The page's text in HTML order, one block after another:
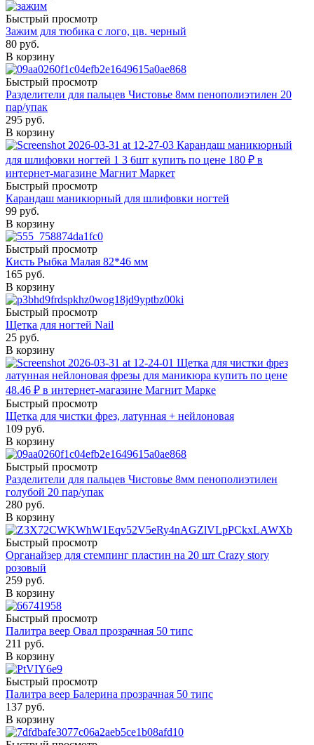
Быстрый просмотр
Зажим для тюбика c лого, цв. черный
80 руб.
В корзину
Быстрый просмотр
Разделители для пальцев Чистовье 8мм пенополиэтилен 20
пар/упак
295 руб.
В корзину
Быстрый просмотр
Карандаш маникюрный для шлифовки ногтей
99 руб.
В корзину
Быстрый просмотр
Кисть Рыбка Малая 82*46 мм
165 руб.
В корзину
Быстрый просмотр
Щетка для ногтей Nail
25 руб.
В корзину
Быстрый просмотр
Щетка для чистки фрез, латунная + нейлоновая
109 руб.
В корзину
Быстрый просмотр
Разделители для пальцев Чистовье 8мм пенополиэтилен
голубой 20 пар/упак
280 руб.
В корзину
Быстрый просмотр
Органайзер для стемпинг пластин на 20 шт Crazy story
розовый
259 руб.
В корзину
Быстрый просмотр
Палитра веер Овал прозрачная 50 типс
211 руб.
В корзину
Быстрый просмотр
Палитра веер Балерина прозрачная 50 типс
137 руб.
В корзину